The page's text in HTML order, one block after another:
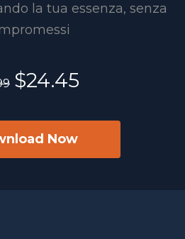
la tua essenza, senza
$24.45
Now